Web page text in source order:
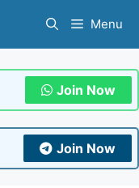
Menu
Join Now
Join Now